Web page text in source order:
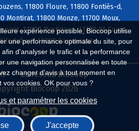
expérience possible, Biocoop utilise
une performance optimale du site, pour
d'analyser le trafic et la performance
une navigation personnalisée en toute
changer d'avis à tout moment en
vos cookies. OK pour vous ?
et paramétrer les cookies
J'accepte
11800 Floure, 11800 Fontiès-d,
Montirat, 11800 Monze, 11700 Moux,
11800 Rustiques, 11700 St-Couat-
11000 Carcassonne
Le réseau Biocoop
Biocoop 2026